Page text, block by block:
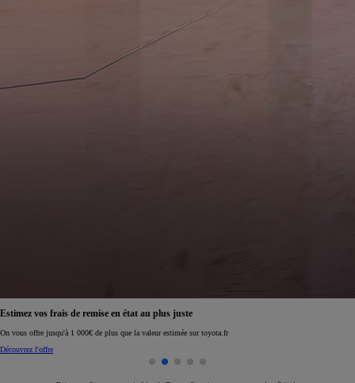
Réservez en ligne votre occasion pour 1€ seulement
Réservez en ligne